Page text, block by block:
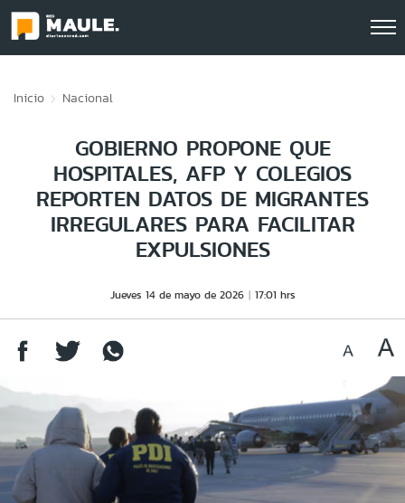
Inicio Nacional
GOBIERNO PROPONE QUE
HOSPITALES, AFP Y COLEGIOS
REPORTEN DATOS DE MIGRANTES
IRREGULARES PARA FACILITAR
EXPULSIONES
Jueves 14 de mayo de 2026 17:01 hrs